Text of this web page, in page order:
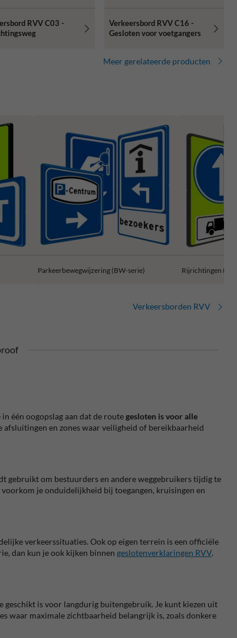
RVV C03 -
Verkeersbord RVV C16 -
Gesloten voor voetgangers
Meer gerelateerde producten
Parkeerbewegwijzering (BW-serie) Rijrichtingen (D-
Verkeersborden RVV
één oogopslag aan dat de routegesloten is voor alle
en zones waar veiligheid of bereikbaarheid
gebruikt om bestuurders en andere weggebruikers tijdig te
je onduidelijkheid bij toegangen, kruisingen en
verkeerssituaties. Ook op eigen terrein is een officiële
dan kun je ook kijken binnen geslotenverklaringen RVV.
is voor langdurig buitengebruik. Je kunt kiezen uit
waar maximale zichtbaarheid belangrijk is, zoals donkere